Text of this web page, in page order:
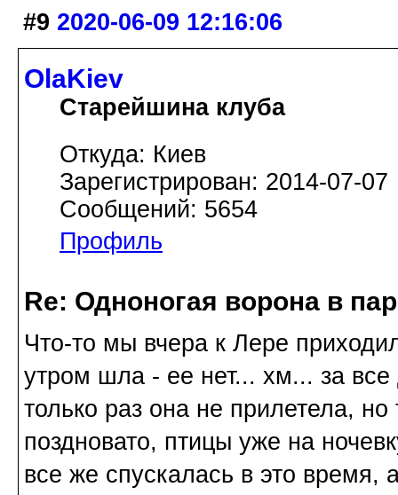
#9 2020-06-09 12:16:06
OlaKiev
Старейшина клуба
Откуда: Киев
Зарегистрирован: 2014-07-07
Сообщений: 5654
Профиль
Re: Одноногая ворона в
Что-то мы вчера к Лере
утром шла - ее нет... хм... за
только раз она не прилетела,
поздновато, птицы уже на
все же спускалась в это